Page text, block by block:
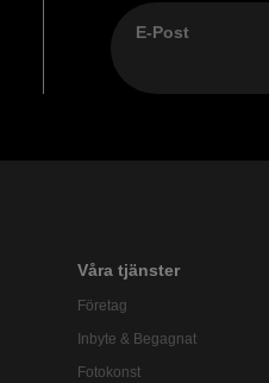
E-Post
Våra tjänster
Företag
Inbyte & Begagnat
Fotokonst